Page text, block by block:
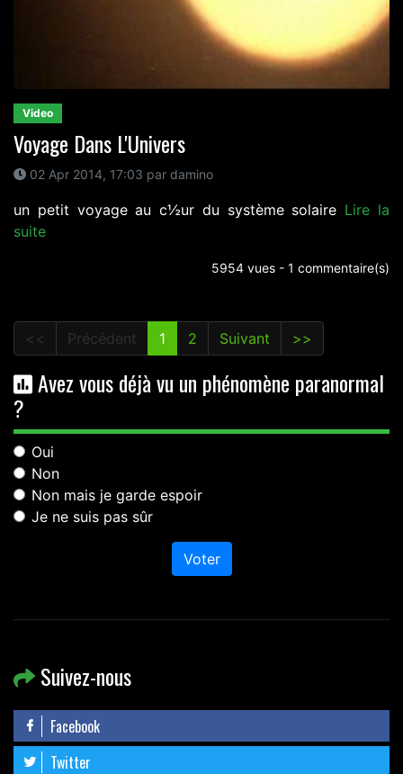
Video
Voyage Dans L'Univers
02 Apr 2014, 17:03 par damino
un petit voyage au c½ur du système solaire Lire la
suite
5954 vues - 1 commentaire(s)
<< Précédent 1 2 Suivant >>
Avez vous déjà vu un phénomène paranormal
?
Oui
Non
Non mais je garde espoir
Je ne suis pas sûr
Voter
Suivez-nous
Facebook
Twitter